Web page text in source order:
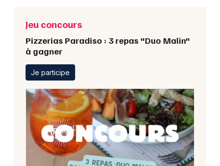
Jeu concours
Pizzerias Paradiso : 3 repas "Duo Malin"
à gagner
Je participe